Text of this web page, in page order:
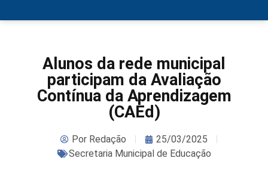
Alunos da rede municipal
participam da Avaliação
Contínua da Aprendizagem
(CAEd)
PorRedação
25/03/2025
Secretaria Municipal de Educação